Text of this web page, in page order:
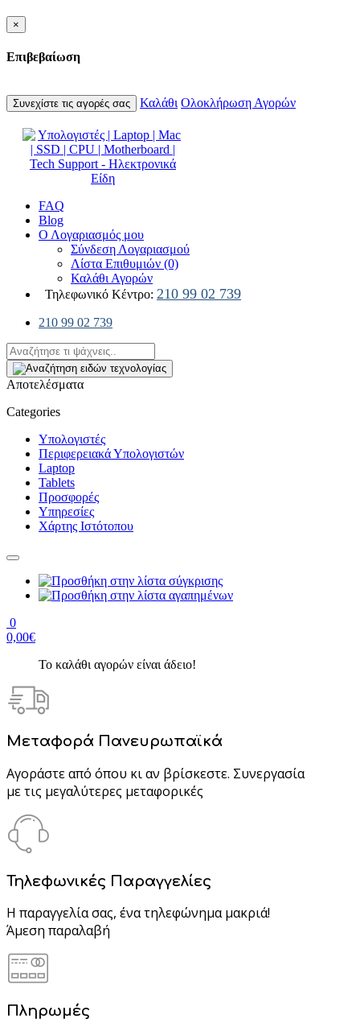
×
Επιβεβαίωση
Συνεχίστε τις αγορές σας Καλάθι Ολοκλήρωση Αγορών
FAQ
Blog
Ο Λογαριασμός μου
Σύνδεση Λογαριασμού
Λίστα Επιθυμιών (0)
Καλάθι Αγορών
Τηλεφωνικό Κέντρο: 210 99 02 739
210 99 02 739
Αποτελέσματα
Categories
Υπολογιστές
Περιφερειακά Υπολογιστών
Laptop
Tablets
Προσφορές
Υπηρεσίες
Χάρτης Ιστότοπου
0
0,00€
Το καλάθι αγορών είναι άδειο!
Μεταφορά Πανευρωπαϊκά
Αγοράστε από όπου κι αν βρίσκεστε. Συνεργασία
με τις μεγαλύτερες μεταφορικές
Τηλεφωνικές Παραγγελίες
Η παραγγελία σας, ένα τηλεφώνημα μακριά!
Άμεση παραλαβή
Πληρωμές